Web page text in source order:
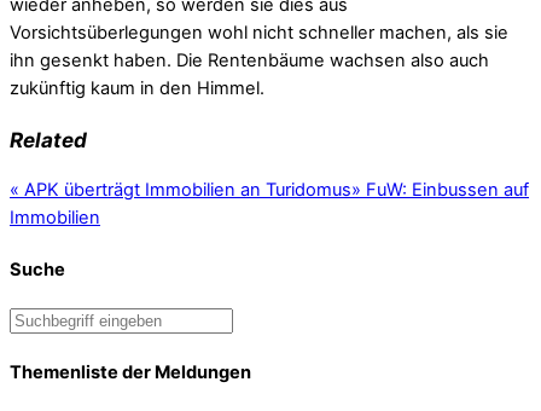
wieder anheben, so werden sie dies aus
Vorsichtsüberlegungen wohl nicht schneller machen, als sie
ihn gesenkt haben. Die Rentenbäume wachsen also auch
zukünftig kaum in den Himmel.
Related
« APK überträgt Immobilien an Turidomus» FuW: Einbussen auf
Immobilien
Suche
Themenliste der Meldungen